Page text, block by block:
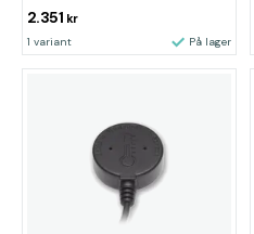
2.351 kr
1 variant På lager